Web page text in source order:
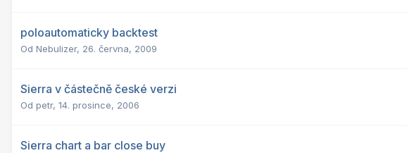
poloautomaticky backtest
Od Nebulizer, 26. června, 2009
Sierra v částečně české verzi
Od petr, 14. prosince, 2006
Sierra chart a bar close buy